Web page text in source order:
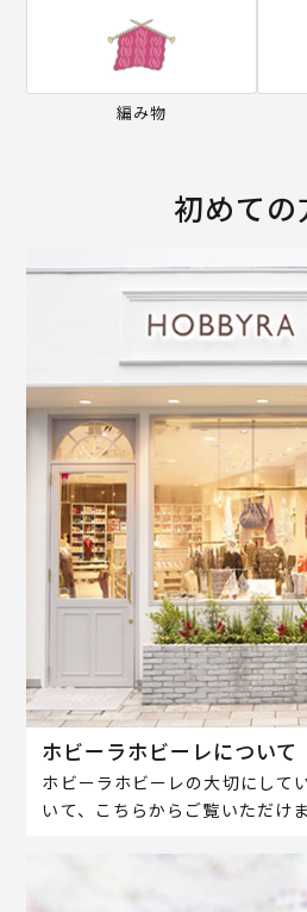
編み物
初めての
ホビーラホビーレについて
ホビーラホビーレの大切にして
いて、こちらからご覧いただけま